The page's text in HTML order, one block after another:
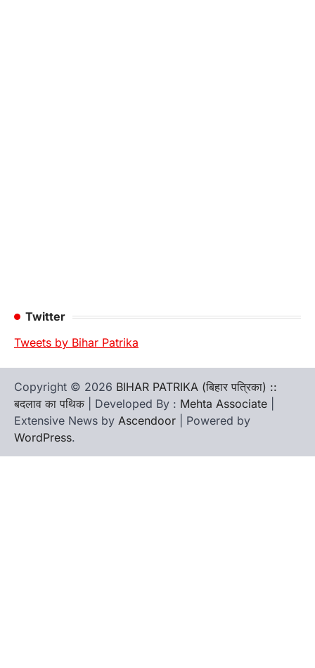
Twitter
Tweets by Bihar Patrika
Copyright © 2026 BIHAR PATRIKA (बिहार पत्रिका) ::
बदलाव का पथिक | Developed By : Mehta Associate
Extensive News by Ascendoor | Powered by
WordPress.